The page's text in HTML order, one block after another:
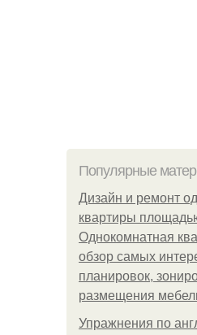
Популярные
Дизайн и ремонт
квартиры
Однокомнатная
обзор самых
планировок,
размещения
Упражнения по